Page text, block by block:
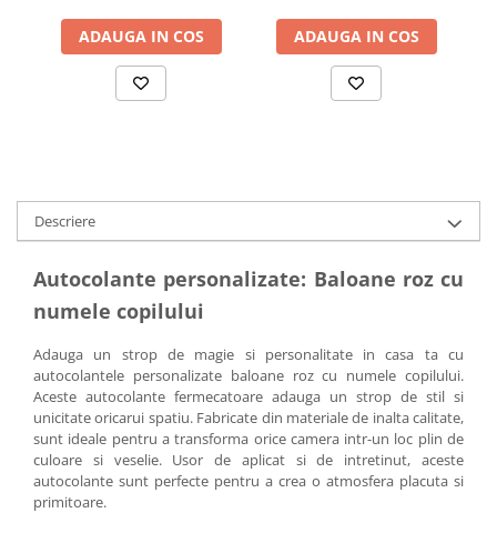
ADAUGA IN COS ADAUGA IN COS
Descriere
Autocolante personalizate: Baloane roz cu
numele copilului
Adauga un strop de magie si personalitate in casa ta cu
autocolantele personalizate baloane roz cu numele copilului.
Aceste autocolante fermecatoare adauga un strop de stil si
unicitate oricarui spatiu. Fabricate din materiale de inalta calitate,
sunt ideale pentru a transforma orice camera intr-un loc plin de
culoare si veselie. Usor de aplicat si de intretinut, aceste
autocolante sunt perfecte pentru a crea o atmosfera placuta si
primitoare.